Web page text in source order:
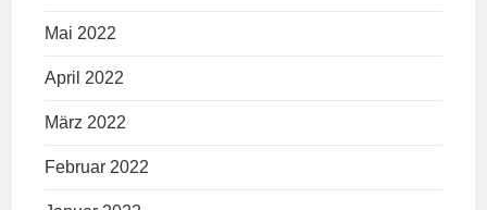
Mai 2022
April 2022
März 2022
Februar 2022